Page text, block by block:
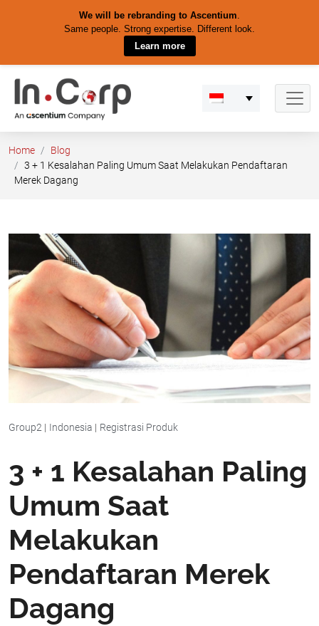
We will be rebranding to Ascentium.
Same people. Strong expertise. Different look.
Learn more
content
Home
Blog
3 + 1 Kesalahan Paling Umum Saat Melakukan Pendaftaran
Merek Dagang
Group2 | Indonesia | Registrasi Produk
3 + 1 Kesalahan Paling
Umum Saat
Melakukan
Pendaftaran Merek
Dagang